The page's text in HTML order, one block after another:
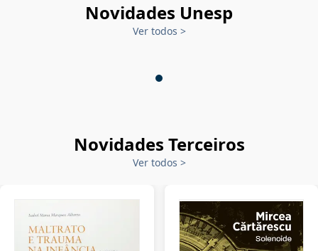
Novidades Unesp
Ver todos >
Novidades Terceiros
Ver todos >